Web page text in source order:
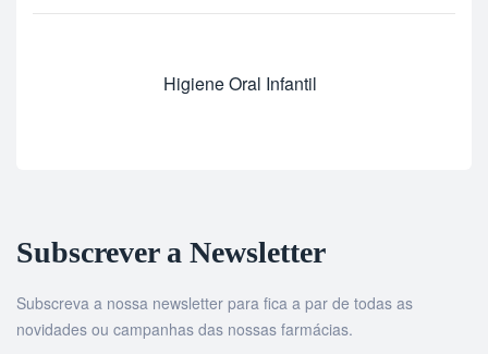
Higiene Oral Infantil
Subscrever a Newsletter
Subscreva a nossa newsletter para fica a par de todas as
novidades ou campanhas das nossas farmácias.